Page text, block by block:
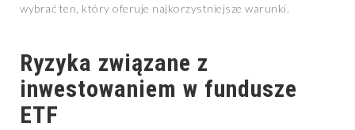
wybrać ten, który oferuje najkorzystniejsze warunki.
Ryzyka związane z
inwestowaniem w fundusze
ETF